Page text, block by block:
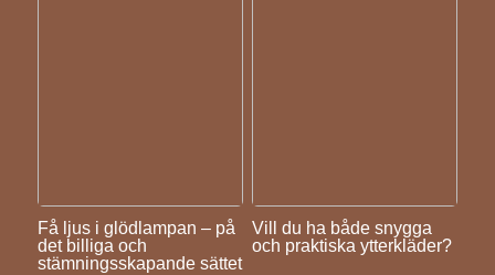
Få ljus i glödlampan – på
det billiga och
stämningsskapande sättet
Vill du ha både snygga
och praktiska ytterkläder?